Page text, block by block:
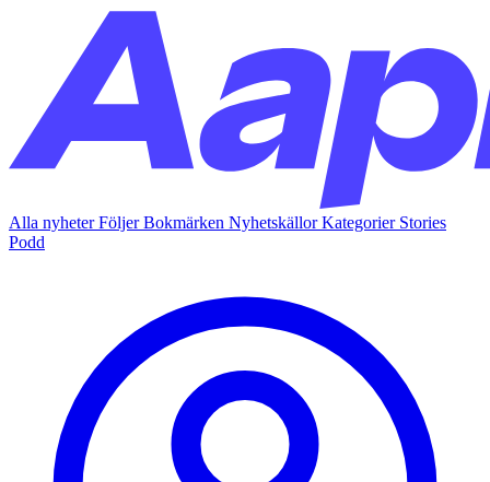
Alla nyheterFöljerBokmärken NyhetskällorKategorier Stories
Podd